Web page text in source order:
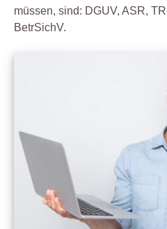
müssen, sind: DGUV, ASR,
BetrSichV.